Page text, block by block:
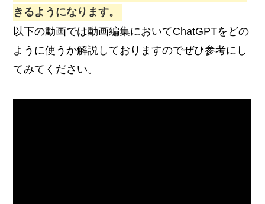
きるようになります。
以下の動画では動画編集においてChatGPTをどの
ように使うか解説しておりますのでぜひ参考にし
てみてください。